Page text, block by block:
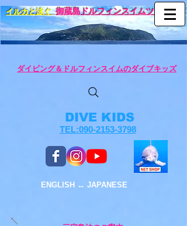
イルカと泳ぐ 御蔵島ドルフィンスイムツアー
ダイビング＆ドルフィンスイムのダイブキッズ
DIVE KIDS
TEL:090-2153-3798
ENGLISH ↔︎ JAPANESE